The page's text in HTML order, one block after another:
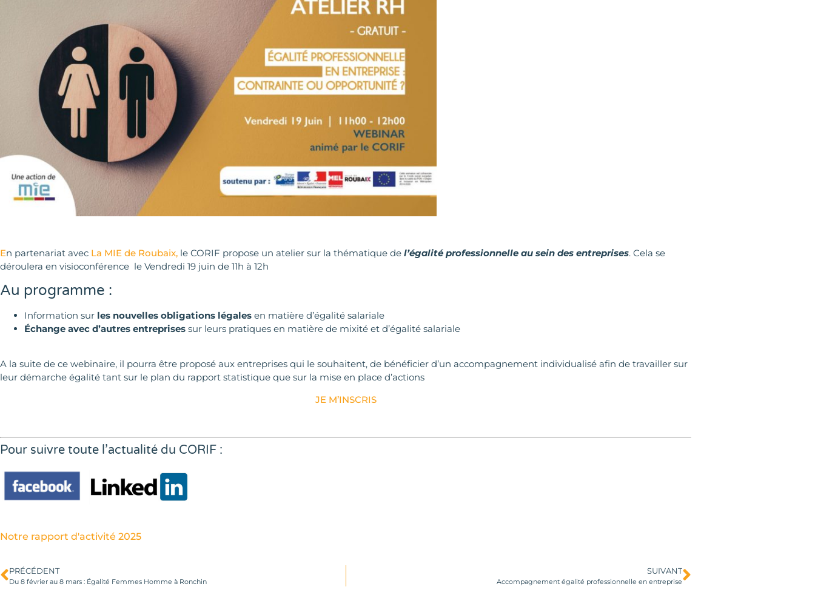
En partenariat avec La MIE de Roubaix, le CORIF propose un atelier sur la thématique de l’égalité professionnelle au sein des entreprises. Cela se
déroulera en visioconférence le Vendredi 19 juin de 11h à 12h
Au programme :
Information sur les nouvelles obligations légales en matière d’égalité salariale
Échange avec d’autres entreprises sur leurs pratiques en matière de mixité et d’égalité salariale
A la suite de ce webinaire, il pourra être proposé aux entreprises qui le souhaitent, de bénéficier d’un accompagnement individualisé afin de travailler sur
leur démarche égalité tant sur le plan du rapport statistique que sur la mise en place d’actions
JE M’INSCRIS
Pour suivre toute l’actualité du CORIF :
Notre rapport d'activité 2025
PRÉCÉDENT
Du 8 février au 8 mars : Égalité Femmes Homme à Ronchin
SUIVANT
Accompagnement égalité professionnelle en entreprise